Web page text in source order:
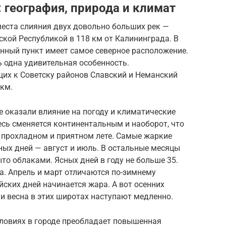
природа и климат
слияния двух довольно больших рек —
Республикой в 118 км от Калининграда. В
пункт имеет самое северное расположение.
удивительная особенность.
к Советску районов Славский и Неманский
оказали влияние на погоду и климатические
сменяется континентальным и наоборот, что
и приятном лете. Самые жаркие
дней — август и июль. В остальные месяцы
облаками. Ясных дней в году не больше 35.
Апрель и март отличаются по-зимнему
дней начинается жара. А вот осенних
весна в этих широтах наступают медленно.
в городе преобладает повышенная